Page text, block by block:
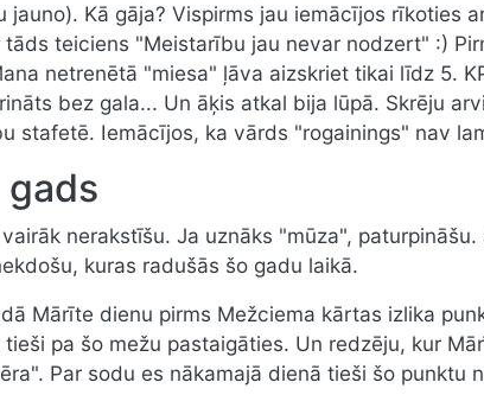
jauno). Kā gāja? Vispirms jau iemācījos rīkoties
tāds teiciens "Meistarību jau nevar nodzert" :)
netrenētā "miesa" ļāva aizskriet tikai līdz 5.
bez gala... Un āķis atkal bija lūpā. Skrēju
stafetē. Iemācījos, ka vārds "rogainings" nav
gads
nerakstīšu. Ja uznāks "mūza",
kuras radušās šo gadu laikā.
Mārīte dienu pirms Mežciema kārtas izlika
tieši pa šo mežu pastaigāties. Un redzēju, kur
Par sodu es nākamajā dienā tieši šo punktu